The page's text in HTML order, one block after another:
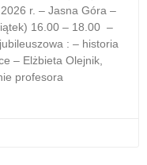
r. – Jasna Góra –
16.00 – 18.00 –
: – historia
– Elżbieta Olejnik,
profesora